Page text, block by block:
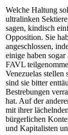
Welche Haltung
ultralinken
sagen, kindisch
Opposition. Sie
angeschlossen,
einige haben
FAVL
Venezuelas stellen
sind sie bitter
Bestrebungen
hat. Auf der
mit ihrer
bürgerlichen
und Kapitalisten